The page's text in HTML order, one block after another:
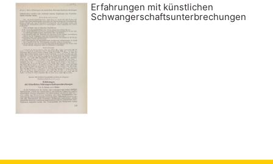
Erfahrungen mit künstlichen
Schwangerschaftsunterbrechungen